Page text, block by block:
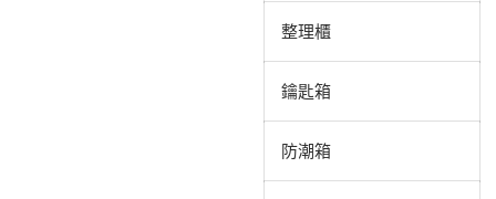
整理櫃
鑰匙箱
防潮箱